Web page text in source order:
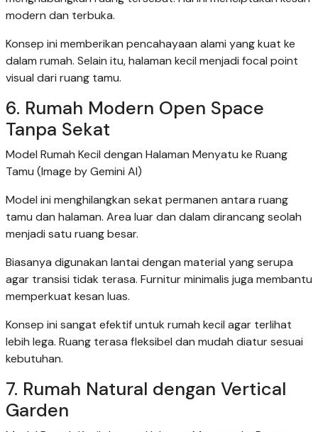
modern dan terbuka.
Konsep ini memberikan pencahayaan alami yang kuat ke
dalam rumah. Selain itu, halaman kecil menjadi focal point
visual dari ruang tamu.
6. Rumah Modern Open Space
Tanpa Sekat
Model Rumah Kecil dengan Halaman Menyatu ke Ruang
Tamu (Image by Gemini AI)
Model ini menghilangkan sekat permanen antara ruang
tamu dan halaman. Area luar dan dalam dirancang seolah
menjadi satu ruang besar.
Biasanya digunakan lantai dengan material yang serupa
agar transisi tidak terasa. Furnitur minimalis juga membantu
memperkuat kesan luas.
Konsep ini sangat efektif untuk rumah kecil agar terlihat
lebih lega. Ruang terasa fleksibel dan mudah diatur sesuai
kebutuhan.
7. Rumah Natural dengan Vertical
Garden